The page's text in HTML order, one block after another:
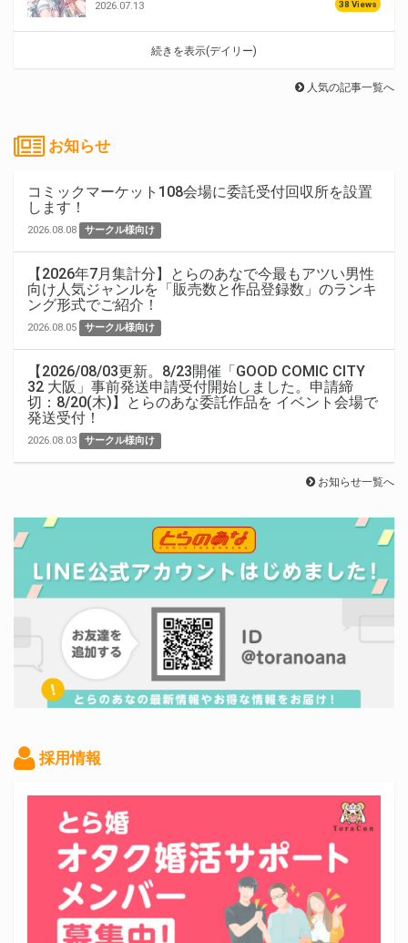
2026.07.13 38 Views
続きを表示(デイリー)
人気の記事一覧へ
お知らせ
コミックマーケット108会場に委託受付回収所を設置
します！
2026.08.08 サークル様向け
【2026年7月集計分】とらのあなで今最もアツい男性
向け人気ジャンルを「販売数と作品登録数」のランキ
ング形式でご紹介！
2026.08.05 サークル様向け
【2026/08/03更新。8/23開催「GOOD COMIC CITY
32 大阪」事前発送申請受付開始しました。申請締
切：8/20(木)】とらのあな委託作品を イベント会場で
発送受付！
2026.08.03 サークル様向け
お知らせ一覧へ
採用情報